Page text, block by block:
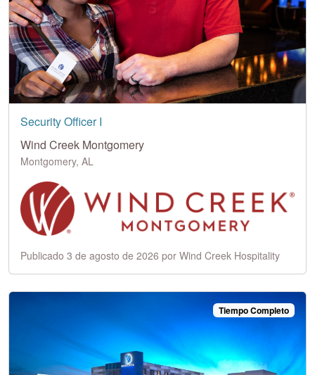
Security Officer I
Wind Creek Montgomery
Montgomery, AL
Publicado 3 de agosto de 2026 por Wind Creek Hospitality
Tiempo Completo